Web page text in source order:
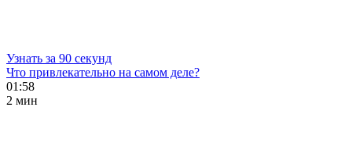
Узнать за 90 секунд
Что привлекательно на самом деле?
01:58
2 мин